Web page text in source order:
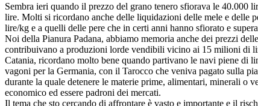
Sembra ieri quando il prezzo del grano tenero sfiorava le 40.000
lire. Molti si ricordano anche delle liquidazioni delle mele e delle
lire/kg e a quelli delle pere che in certi anni hanno sfiorato e
Noi della Pianura Padana, abbiamo memoria anche dei prezzi
contribuivano a produzioni lorde vendibili vicino ai 15 milioni di
Catania, ricordano molto bene quando partivano le navi piene di
vagoni per la Germania, con il Tarocco che veniva pagato sulla
durante la quale detenere le materie prime, alimentari, minerali o
economico ed essere padroni dei mercati.
Il tema che sto cercando di affrontare è vasto e importante e il